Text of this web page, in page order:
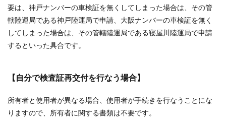
要は、神戸ナンバーの車検証を無くしてしまった場合は、その管
轄陸運局である神戸陸運局で申請、大阪ナンバーの車検証を無く
してしまった場合は、その管轄陸運局である寝屋川陸運局で申請
するといった具合です。
【自分で検査証再交付を行なう場合】
所有者と使用者が異なる場合、使用者が手続きを行なうことにな
りますので、所有者に関する書類は不要です。